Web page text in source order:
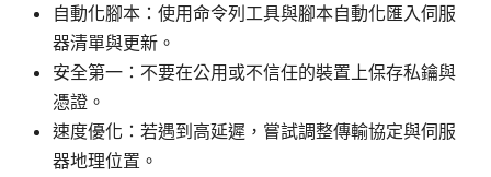
自動化腳本：使用命令列工具與腳本自動化匯入伺服
器清單與更新。
安全第一：不要在公用或不信任的裝置上保存私鑰與
憑證。
速度優化：若遇到高延遲，嘗試調整傳輸協定與伺服
器地理位置。